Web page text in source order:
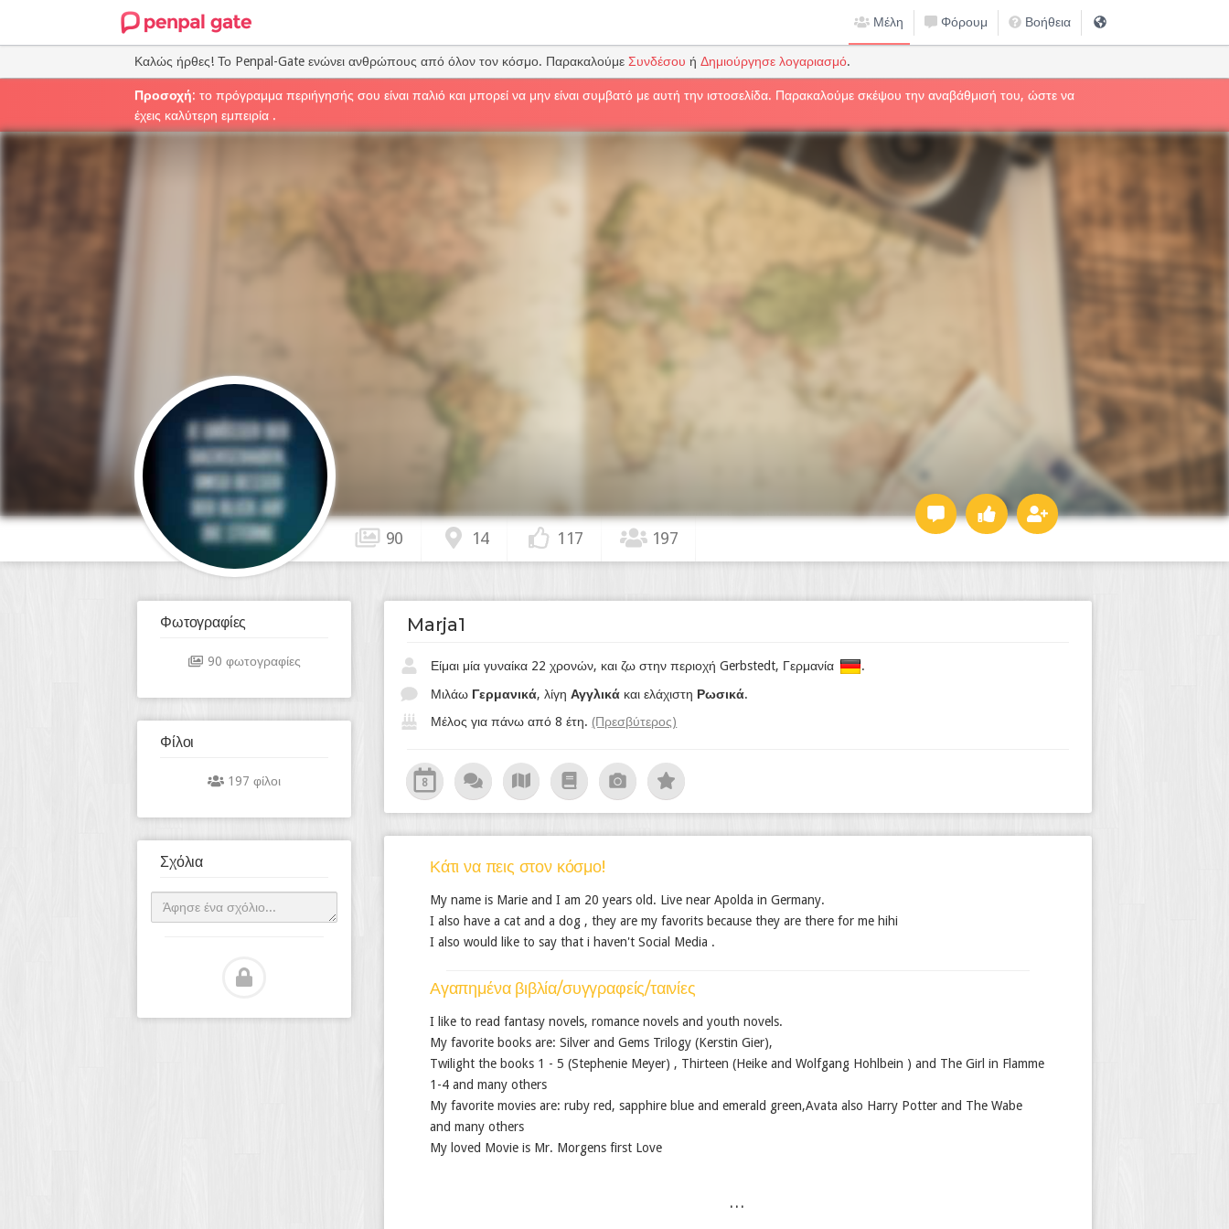
Μέλη Φόρουμ Βοήθεια
Καλώς ήρθες! Το Penpal-Gate ενώνει ανθρώπους από όλον τον κόσμο. Παρακαλούμε Συνδέσου ή Δημιούργησε λογαριασμό.
Προσοχή: το πρόγραμμα περιήγησής σου είναι παλιό και μπορεί να μην είναι συμβατό με αυτή την ιστοσελίδα. Παρακαλούμε σκέψου την αναβάθμισή του, ώστε να
έχεις καλύτερη εμπειρία .
90 14 117 197
Φωτογραφίες
90 φωτογραφίες
Φίλοι
197 φίλοι
Σχόλια
Marja1
Είμαι μία γυναίκα 22 χρονών, και ζω στην περιοχή Gerbstedt, Γερμανία
.
Μιλάω Γερμανικά, λίγηΑγγλικά και ελάχιστη Ρωσικά.
Μέλος για πάνω από 8 έτη.(Πρεσβύτερος)
8
Κάτι να πεις στον κόσμο!
My name is Marie and I am 20 years old. Live near Apolda in Germany.
I also have a cat and a dog , they are my favorits because they are there for me hihi
I also would like to say that i haven't Social Media .
Αγαπημένα βιβλία/συγγραφείς/ταινίες
I like to read fantasy novels, romance novels and youth novels.
My favorite books are: Silver and Gems Trilogy (Kerstin Gier),
Twilight the books 1 - 5 (Stephenie Meyer) , Thirteen (Heike and Wolfgang Hohlbein ) and The Girl in Flamme
1-4 and many others
My favorite movies are: ruby red, sapphire blue and emerald green,Avata also Harry Potter and The Wabe
and many others
My loved Movie is Mr. Morgens first Love
...